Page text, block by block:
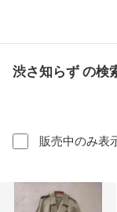
渋さ知らず の検
販売中のみ表